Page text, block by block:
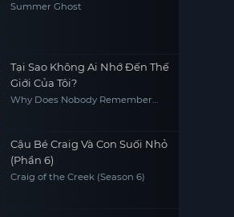
Summer Ghost
Tại Sao Không Ai Nhớ Đến Thế
Giới Của Tôi?
Why Does Nobody Remember
Cậu Bé Craig Và Con Suối Nhỏ
(Phần 6)
Craig of the Creek (Season 6)